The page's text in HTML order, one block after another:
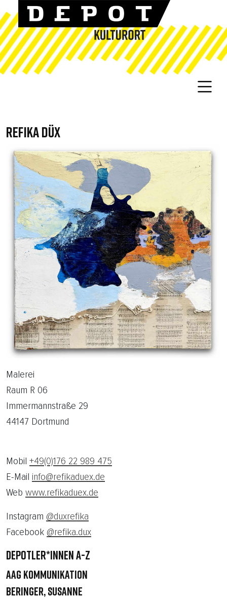
REFIKA DÜX
Malerei
Raum R 06
Immermannstraße 29
44147 Dortmund
Mobil +49(0)176 22 989 475
E-Mail info@refikaduex.de
Web www.refikaduex.de
Instagram @duxrefika
Facebook @refika.dux
DEPOTLER*INNEN A-Z
AAG Kommunikation
Beringer, Susanne